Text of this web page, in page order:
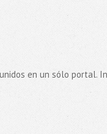
en un sólo portal.